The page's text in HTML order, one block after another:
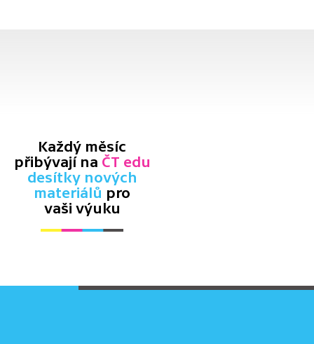
Každý měsíc
přibývají na ČT edu
desítky nových
materiálů pro
vaši výuku